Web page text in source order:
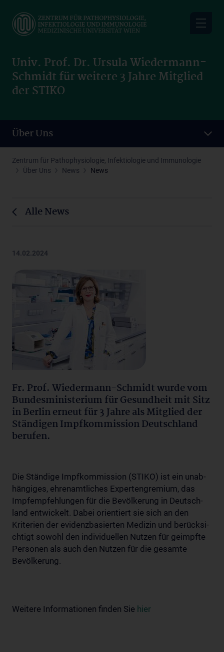
main
Univ. Prof. Dr. Ursula Wiedermann-
Schmidt für weitere 3 Jahre Mitglied
der STIKO
Über Uns
Zentrum für Pathophysiologie, Infektiologie und Immunologie
Über Uns
News News
Alle News
14.02.2024
Fr. Prof. Wiedermann-Schmidt wurde vom
Bundesministerium für Gesundheit mit Sitz
in Berlin erneut für 3 Jahre als Mitglied der
Ständigen Impfkommission Deutschland
berufen.
Die Ständige Impf­kom­mission (STIKO) ist ein un­ab­
hängiges, ehren­amt­liches Ex­pert­en­gremium, das
Impfempfehlungen für die Be­völk­er­ung in Deutsch­
land ent­wickelt. Dabei orientiert sie sich an den
Kriterien der evidenzbasierten Medizin und be­rück­si­
ch­tigt sowohl den individuellen Nutzen für geimpfte
Personen als auch den Nutzen für die gesamte
Bevölkerung.
Weitere Informationen finden Sie hier